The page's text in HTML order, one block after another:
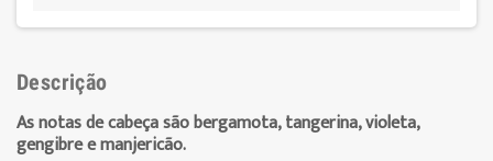
Descrição
As notas de cabeça são bergamota, tangerina, violeta,
gengibre e manjericão.